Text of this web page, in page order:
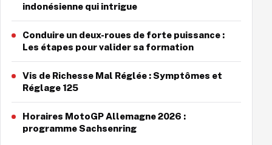
indonésienne qui intrigue
Conduire un deux-roues de forte puissance :
Les étapes pour valider sa formation
Vis de Richesse Mal Réglée : Symptômes et
Réglage 125
Horaires MotoGP Allemagne 2026 :
programme Sachsenring